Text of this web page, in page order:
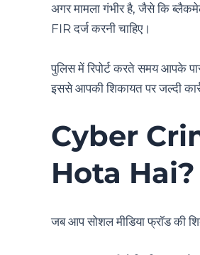
अगर मामला गंभीर है, जैसे कि
FIR दर्ज करनी चाहिए।
पुलिस में रिपोर्ट करते समय आपके
इससे आपकी शिकायत पर जल्दी
Cyber
Hota Hai?
जब आप सोशल मीडिया फ्रॉड की